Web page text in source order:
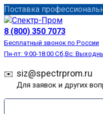
Перейти
к
содержанию
Поставка
8 (800) 350 7073
Бесплатный звонок по России
Пн-пт: 9:00-18:00 Сб,Вс:
siz@spectrprom.ru
Для заявок и других